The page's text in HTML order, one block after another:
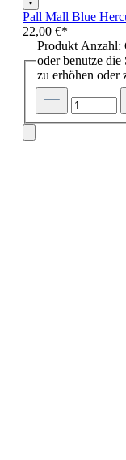
Pall Mall Blue
22,00 €*
Produkt Anzahl:
oder benutze
zu erhöhen oder